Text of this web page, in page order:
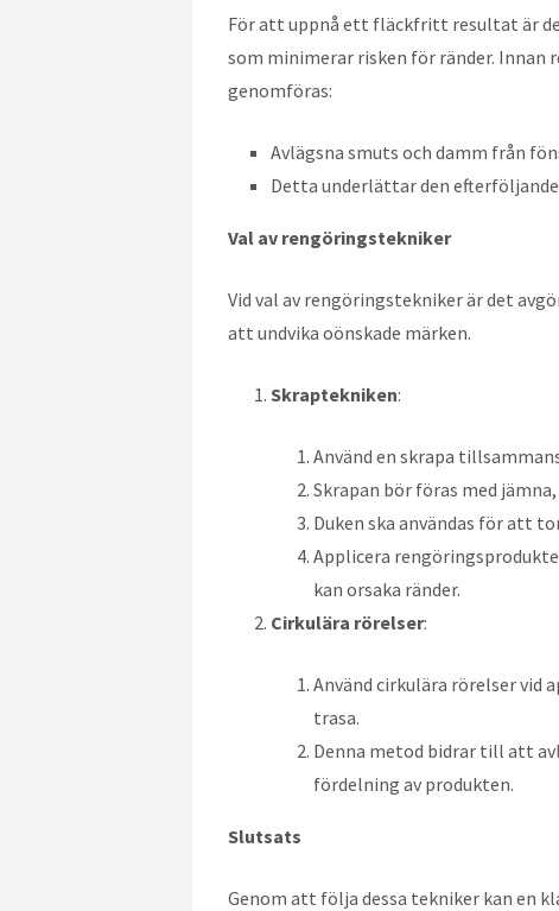
För att uppnå ett fläckfritt resultat är
som minimerar risken för ränder. Innan
genomföras:
Avlägsna smuts och damm från
Detta underlättar den
Val av rengöringstekniker
Vid val av rengöringstekniker är det
att undvika oönskade märken.
Skraptekniken:
Använd en skrapa
Skrapan bör föras med
Duken ska användas för att
Applicera
kan orsaka ränder.
Cirkulära rörelser:
Använd cirkulära rörelser vid
trasa.
Denna metod bidrar till att
fördelning av produkten.
Slutsats
Genom att följa dessa tekniker kan en